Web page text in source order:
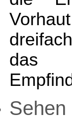
das
Sehen